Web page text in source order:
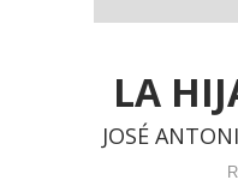
LA
JOSÉ